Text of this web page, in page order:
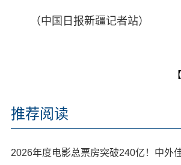
（中国日报新疆记者站）
推荐阅读
2026年度电影总票房突破240亿！中外